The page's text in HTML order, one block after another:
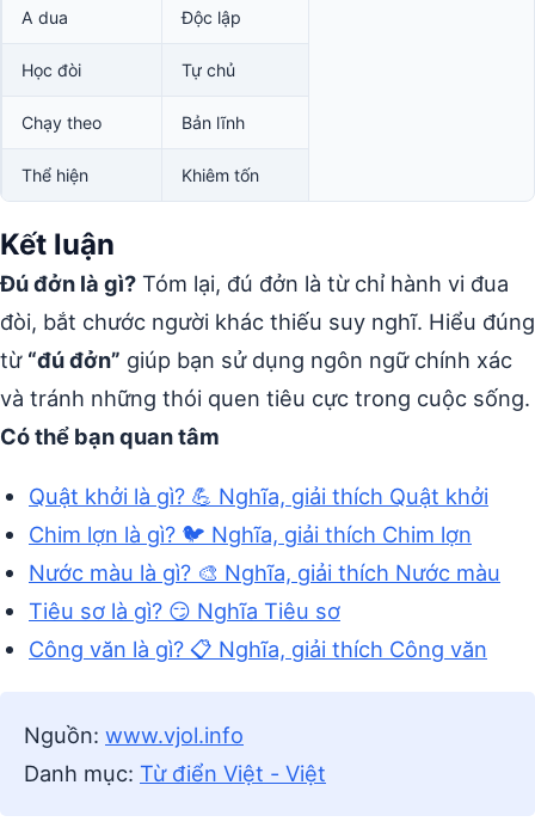
A dua Độc lập
Học đòi Tự chủ
Chạy theo Bản lĩnh
Thể hiện Khiêm tốn
Kết luận
Đú đởn là gì? Tóm lại, đú đởn là từ chỉ hành vi đua
đòi, bắt chước người khác thiếu suy nghĩ. Hiểu đúng
từ “đú đởn” giúp bạn sử dụng ngôn ngữ chính xác
và tránh những thói quen tiêu cực trong cuộc sống.
Có thể bạn quan tâm
Quật khởi là gì? 💪 Nghĩa, giải thích Quật khởi
Chim lợn là gì? 🐦 Nghĩa, giải thích Chim lợn
Nước màu là gì? 🎨 Nghĩa, giải thích Nước màu
Tiêu sơ là gì? 😏 Nghĩa Tiêu sơ
Công văn là gì? 📋 Nghĩa, giải thích Công văn
Nguồn: www.vjol.info
Danh mục: Từ điển Việt - Việt